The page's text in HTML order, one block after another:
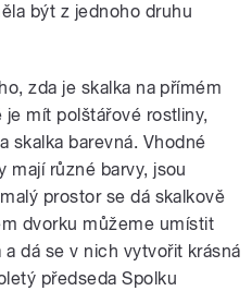
být z jednoho druhu
zda je skalka na přímém
mít polštářové rostliny,
skalka barevná. Vhodné
mají různé barvy, jsou
prostor se dá skalkově
dvorku můžeme umístit
dá se v nich vytvořit krásná
předseda Spolku